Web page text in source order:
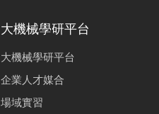
大機械學研平台
大機械學研平台
企業人才媒合
場域實習